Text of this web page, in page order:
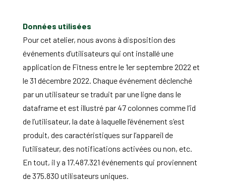
Données utilisées
Pour cet atelier, nous avons à disposition des
événements d’utilisateurs qui ont installé une
application de Fitness entre le 1er septembre 2022 et
le 31 décembre 2022. Chaque événement déclenché
par un utilisateur se traduit par une ligne dans le
dataframe et est illustré par 47 colonnes comme l’id
de l’utilisateur, la date à laquelle l’événement s’est
produit, des caractéristiques sur l’appareil de
l’utilisateur, des notifications activées ou non, etc.
En tout, il y a 17.487.321 événements qui proviennent
de 375.830 utilisateurs uniques.